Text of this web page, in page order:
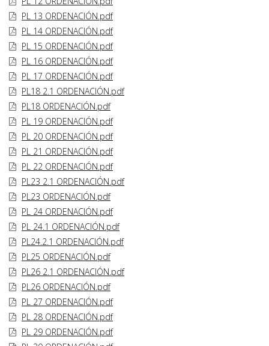
PL 13 ORDENACIÓN.pdf
PL 14 ORDENACIÓN.pdf
PL 15 ORDENACIÓN.pdf
PL 16 ORDENACIÓN.pdf
PL 17 ORDENACIÓN.pdf
PL18 2.1 ORDENACIÓN.pdf
PL18 ORDENACIÓN.pdf
PL 19 ORDENACIÓN.pdf
PL 20 ORDENACIÓN.pdf
PL 21 ORDENACIÓN.pdf
PL 22 ORDENACIÓN.pdf
PL23 2.1 ORDENACIÓN.pdf
PL23 ORDENACIÓN.pdf
PL 24 ORDENACIÓN.pdf
PL 24.1 ORDENACIÓN.pdf
PL24.2.1 ORDENACIÓN.pdf
PL25 ORDENACIÓN.pdf
PL26 2.1 ORDENACIÓN.pdf
PL26 ORDENACIÓN.pdf
PL 27 ORDENACIÓN.pdf
PL 28 ORDENACIÓN.pdf
PL 29 ORDENACIÓN.pdf